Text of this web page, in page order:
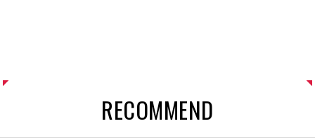
RECOMMEND